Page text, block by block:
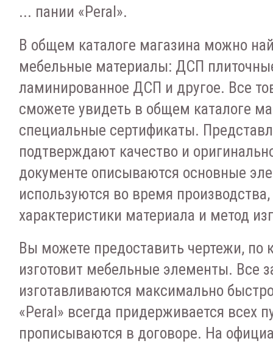
... пании «Peral».
В общем каталоге магазина можно
мебельные материалы: ДСП
ламинированное ДСП и другое. Все
сможете увидеть в общем каталоге
специальные сертификаты.
подтверждают качество и
документе описываются основные
используются во время
характеристики материала и метод
Вы можете предоставить чертежи, по
изготовит мебельные элементы. Все
изготавливаются максимально
«Peral» всегда придерживается всех
прописываются в договоре. На